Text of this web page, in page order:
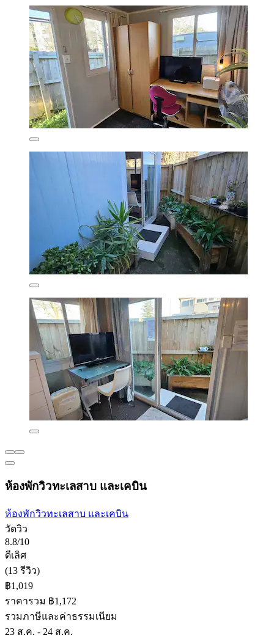
ห้องพักวิวทะเลสาบ และเคบิน
ห้องพักวิวทะเลสาบ และเคบิน
วัดวิว
8.8/10
ดีเลิศ
(13 รีวิว)
฿1,019
ราคารวม ฿1,172
รวมภาษีและค่าธรรมเนียม
23 ส.ค. - 24 ส.ค.